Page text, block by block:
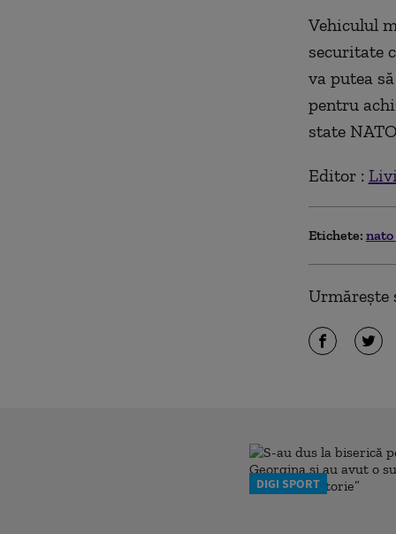
Vehiculul
securitate
va putea
pentru
state
Editor :
Etichete: nato
Urmărește
DIGI SPORT